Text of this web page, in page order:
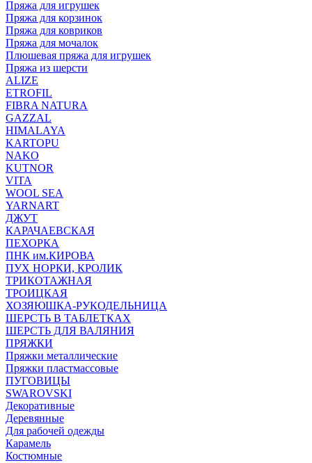
Пряжа для игрушек
Пряжа для корзинок
Пряжа для ковриков
Пряжа для мочалок
Плюшевая пряжа для игрушек
Пряжа из шерсти
ALIZE
ETROFIL
FIBRA NATURA
GAZZAL
HIMALAYA
KARTOPU
NAKO
KUTNOR
VITA
WOOL SEA
YARNART
ДЖУТ
КАРАЧАЕВСКАЯ
ПЕХОРКА
ПНК им.КИРОВА
ПУХ НОРКИ, КРОЛИК
ТРИКОТАЖНАЯ
ТРОИЦКАЯ
ХОЗЯЮШКА-РУКОДЕЛЬНИЦА
ШЕРСТЬ В ТАБЛЕТКАХ
ШЕРСТЬ ДЛЯ ВАЛЯНИЯ
ПРЯЖКИ
Пряжки металлические
Пряжки пластмассовые
ПУГОВИЦЫ
SWAROVSKI
Декоративные
Деревянные
Для рабочей одежды
Карамель
Костюмные